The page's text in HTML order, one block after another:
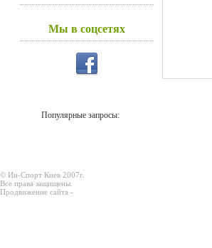
Мы в соцсетях
Популярные запросы:
© Ин-Спорт Киев 2007г.
Все права защищены.
Продвижение сайта -